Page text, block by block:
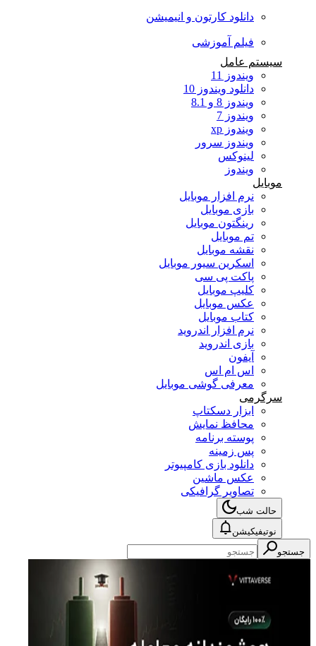
دانلود کارتون و انیمیشن
فیلم آموزشی
سیستم عامل
ویندوز 11
دانلود ویندوز 10
ویندوز 8 و 8.1
ویندوز 7
ویندوز xp
ویندوز سرور
لینوکس
ویندوز
موبایل
نرم افزار موبایل
بازی موبایل
رینگتون موبایل
تم موبایل
نقشه موبایل
اسکرین سیور موبایل
پاکت پی سی
کلیپ موبایل
عکس موبایل
کتاب موبایل
نرم افزار اندروید
بازی اندروید
آیفون
اس ام اس
معرفی گوشی موبایل
سرگرمی
ابزار دسکتاپ
محافظ نمایش
پوسته برنامه
پس زمینه
دانلود بازی کامپیوتر
عکس ماشین
تصاویر گرافیکی
حالت شب
نوتیفیکیشن
جستجو